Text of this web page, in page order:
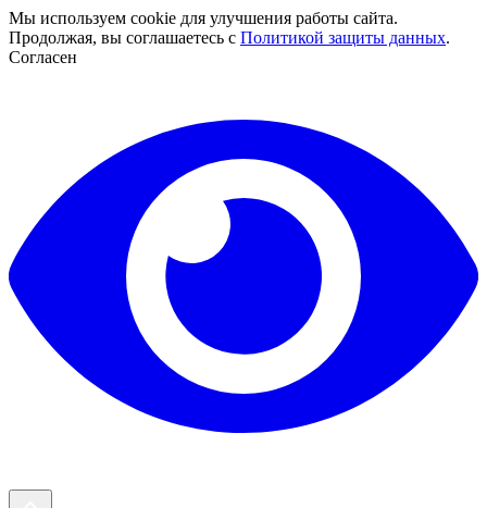
Мы используем cookie для улучшения работы сайта.
Продолжая, вы соглашаетесь с Политикой защиты данных.
Согласен